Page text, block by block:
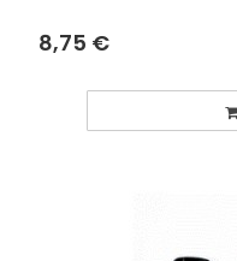
8,75 €